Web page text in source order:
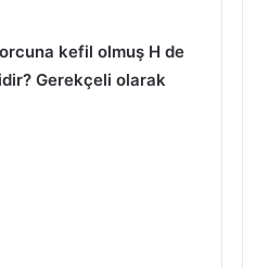
kefil olmuş H de
Gerekçeli olarak